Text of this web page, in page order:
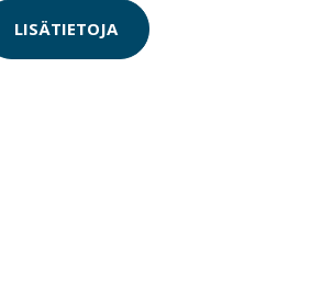
LISÄTIETOJA